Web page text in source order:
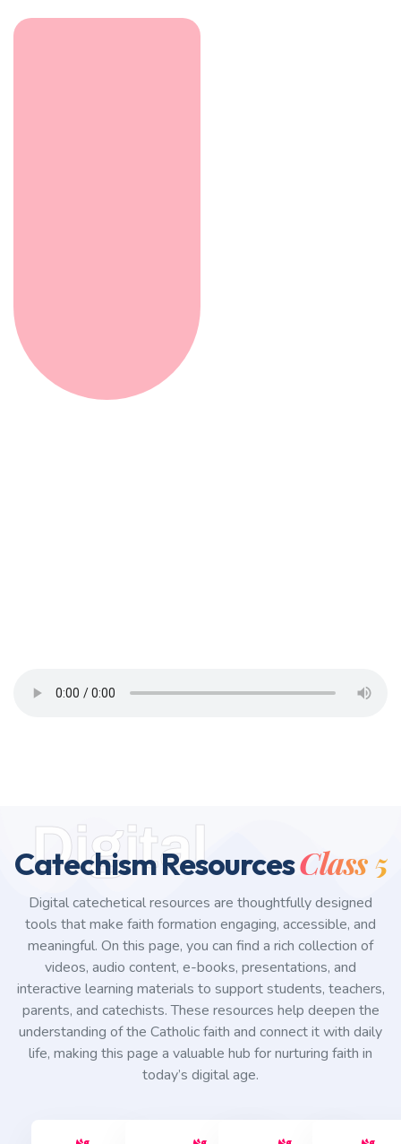
Digital
Catechism ResourcesClass 5
Digital catechetical resources are thoughtfully designed
tools that make faith formation engaging, accessible, and
meaningful. On this page, you can find a rich collection of
videos, audio content, e-books, presentations, and
interactive learning materials to support students, teachers,
parents, and catechists. These resources help deepen the
understanding of the Catholic faith and connect it with daily
life, making this page a valuable hub for nurturing faith in
today’s digital age.